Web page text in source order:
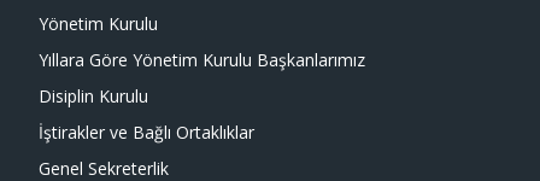
Yönetim Kurulu
Yıllara Göre Yönetim Kurulu Başkanlarımız
Disiplin Kurulu
İştirakler ve Bağlı Ortaklıklar
Genel Sekreterlik